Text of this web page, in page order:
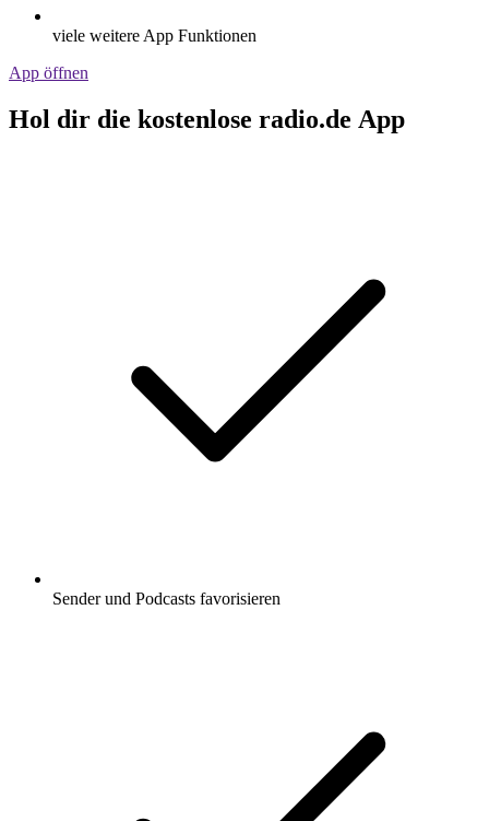
viele weitere App Funktionen
App öffnen
Hol dir die kostenlose radio.de App
Sender und Podcasts favorisieren